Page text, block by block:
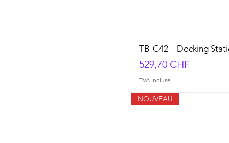
TB-C42 – Docking
Prix
529,70 CHF
TVA Incluse
NOUVEAU